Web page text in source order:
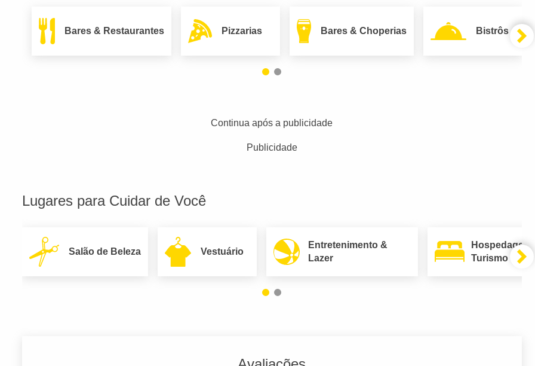
Bares & Restaurantes Pizzarias Bares & Choperias Bistrôs
Continua após a publicidade
Publicidade
Lugares para Cuidar de Você
Salão de Beleza Vestuário
Entretenimento &
Lazer
Hospedagem
Turismo